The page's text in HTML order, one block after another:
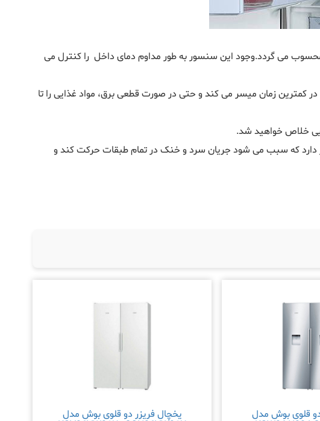
محسوب می گردد.وجود این سنسور به طور مداوم دمای داخل را کنترل می
در کمترین زمان میسر می کند و حتی در صورت قطعی برق، مواد غذایی را تا
خلاص خواهید شد.
دارد که سبب می شود جریان سرد و خنک در تمام طبقات حرکت کند و
قلوی بوش مدل
یخچال فریزر دو قلوی بوش مدل